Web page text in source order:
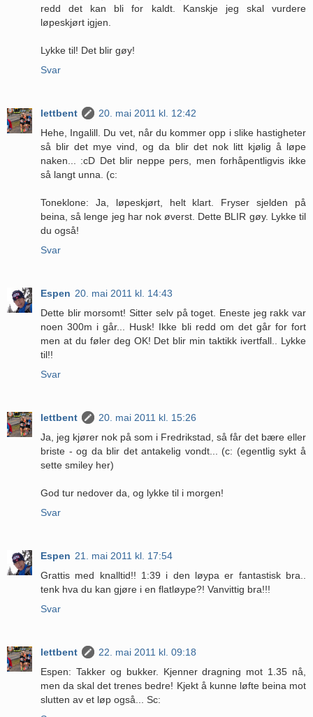
redd det kan bli for kaldt. Kanskje jeg skal vurdere
løpeskjørt igjen.
Lykke til! Det blir gøy!
Svar
lettbent
20. mai 2011 kl. 12:42
Hehe, Ingalill. Du vet, når du kommer opp i slike hastigheter
så blir det mye vind, og da blir det nok litt kjølig å løpe
naken... :cD Det blir neppe pers, men forhåpentligvis ikke
så langt unna. (c:
Toneklone: Ja, løpeskjørt, helt klart. Fryser sjelden på
beina, så lenge jeg har nok øverst. Dette BLIR gøy. Lykke til
du også!
Svar
Espen 20. mai 2011 kl. 14:43
Dette blir morsomt! Sitter selv på toget. Eneste jeg rakk var
noen 300m i går... Husk! Ikke bli redd om det går for fort
men at du føler deg OK! Det blir min taktikk ivertfall.. Lykke
til!!
Svar
lettbent
20. mai 2011 kl. 15:26
Ja, jeg kjører nok på som i Fredrikstad, så får det bære eller
briste - og da blir det antakelig vondt... (c: (egentlig sykt å
sette smiley her)
God tur nedover da, og lykke til i morgen!
Svar
Espen 21. mai 2011 kl. 17:54
Grattis med knalltid!! 1:39 i den løypa er fantastisk bra..
tenk hva du kan gjøre i en flatløype?! Vanvittig bra!!!
Svar
lettbent
22. mai 2011 kl. 09:18
Espen: Takker og bukker. Kjenner dragning mot 1.35 nå,
men da skal det trenes bedre! Kjekt å kunne løfte beina mot
slutten av et løp også... Sc: